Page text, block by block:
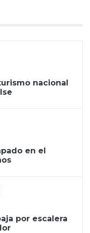
nacional
en el
por escalera